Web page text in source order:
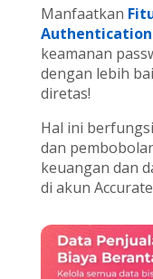
Manfaatkan
Authentication
keamanan
dengan lebih
diretas!
Hal ini
dan
keuangan dan
di akun